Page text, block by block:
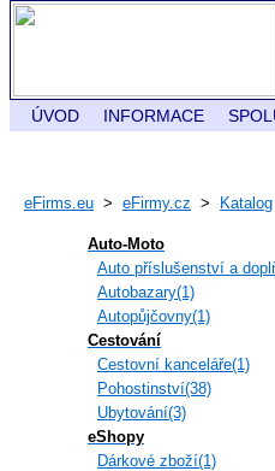
ÚVOD INFORMACE
eFirms.eu > eFirmy.cz > Katalog
Auto-Moto
Auto příslušenství a
Autobazary(1)
Autopůjčovny(1)
Cestování
Cestovní kanceláře(1)
Pohostinství(38)
Ubytování(3)
eShopy
Dárkové zboží(1)